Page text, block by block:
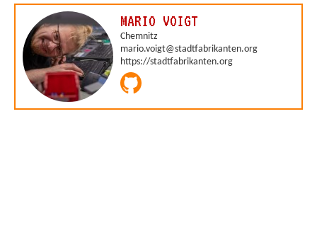
MARIO VOIGT
Chemnitz
mario.voigt@stadtfabrikanten.org
https://stadtfabrikanten.org